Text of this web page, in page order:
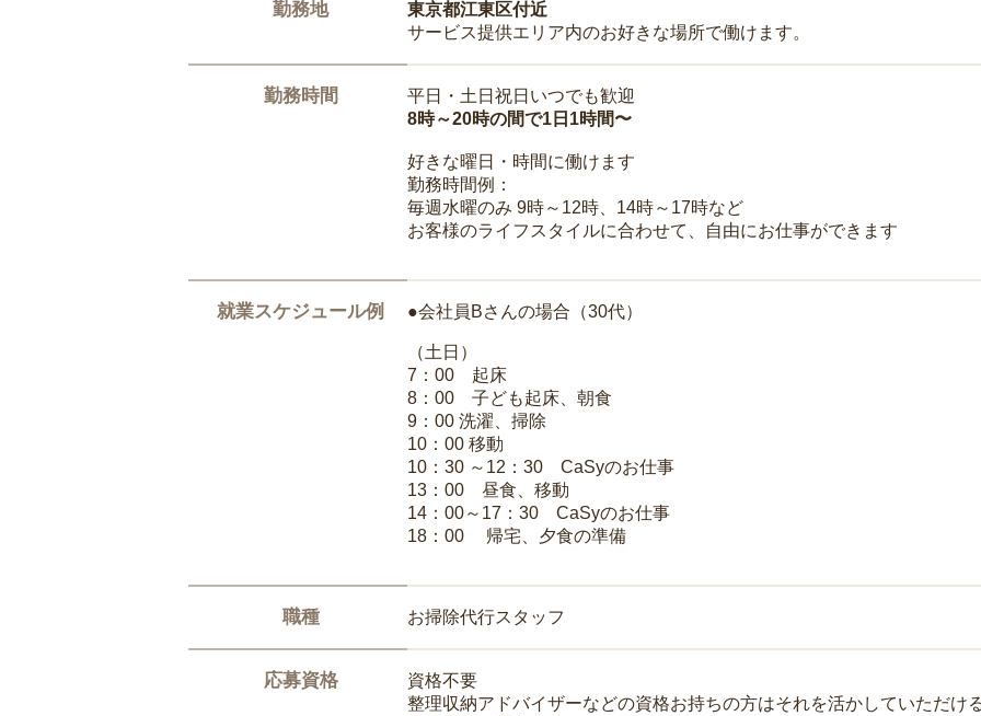
勤務地
東京都江東区付近
サービス提供エリア内のお好きな場所で働けます。
勤務時間
平日・土日祝日いつでも歓迎
8時～20時の間で1日1時間〜
好きな曜日・時間に働けます
勤務時間例：
毎週水曜のみ 9時～12時、14時～17時など
お客様のライフスタイルに合わせて、自由にお仕事ができます
就業スケジュール例 ●会社員Bさんの場合（30代）
（土日）
7：00 起床
8：00 子ども起床、朝食
9：00 洗濯、掃除
10：00 移動
10：30 ～12：30 CaSyのお仕事
13：00 昼食、移動
14：00～17：30 CaSyのお仕事
18：00 帰宅、夕食の準備
職種 お掃除代行スタッフ
応募資格
資格不要
整理収納アドバイザーなどの資格お持ちの方はそれを活かしていただけ